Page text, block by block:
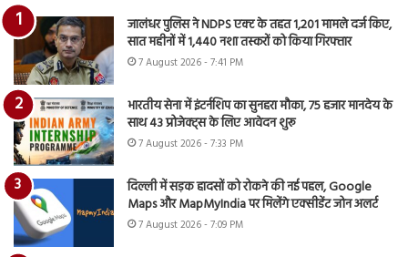
जालंधर पुलिस ने NDPS एक्ट के तहत 1,201 मामले दर्ज किए,
सात महीनों में 1,440 नशा तस्करों को किया गिरफ्तार
7 August 2026 - 7:41 PM
भारतीय सेना में इंटर्नशिप का सुनहरा मौका, 75 हजार मानदेय के
साथ 43 प्रोजेक्ट्स के लिए आवेदन शुरू
7 August 2026 - 7:33 PM
दिल्ली में सड़क हादसों को रोकने की नई पहल, Google
Maps और MapMyIndia पर मिलेंगे एक्सीडेंट जोन अलर्ट
7 August 2026 - 7:09 PM